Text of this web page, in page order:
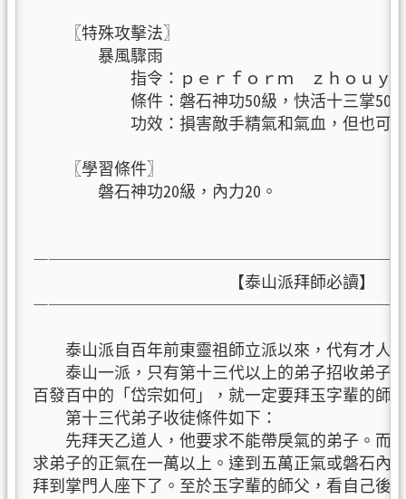
    〖特殊攻擊法〗
        暴風驟雨
指令：ｐｅｒｆｏｒｍ  ｚｈｏｕｙ
條件：磐石神功50級，快活十三掌50
功效：損害敵手精氣和氣血，但也可
    〖學習條件〗
        磐石神功20級，內力20。
                        【泰山派拜師必讀】
泰山派自百年前東靈祖師立派以來，代有才人
泰山一派，只有第十三代以上的弟子招收弟子
百發百中的「岱宗如何」，就一定要拜玉字輩的師
    第十三代弟子收徒條件如下：
先拜天乙道人，他要求不能帶戾氣的弟子。而
求弟子的正氣在一萬以上。達到五萬正氣或磐石內
拜到掌門人座下了。至於玉字輩的師父，看自己後